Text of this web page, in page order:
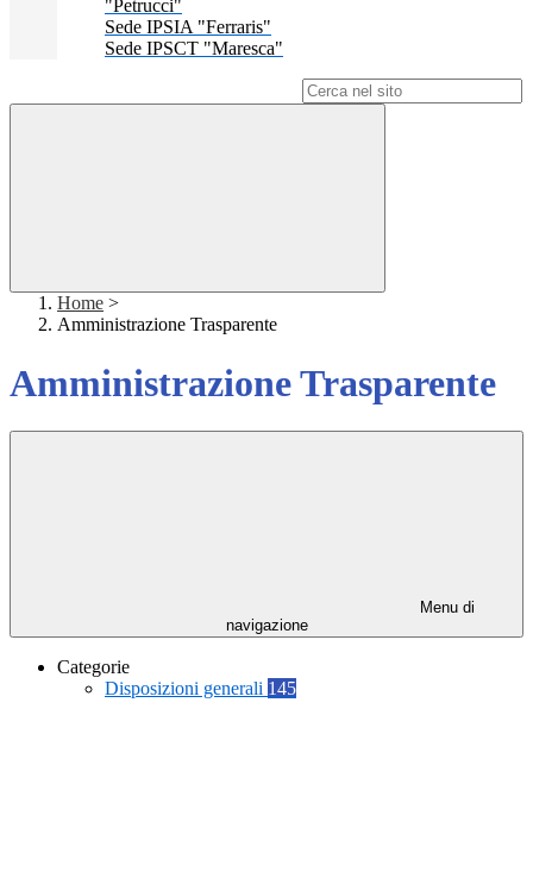
"Petrucci"
Sede IPSIA "Ferraris"
Sede IPSCT "Maresca"
Home >
Amministrazione Trasparente
Amministrazione Trasparente
Menu di
navigazione
Categorie
Disposizioni generali 145